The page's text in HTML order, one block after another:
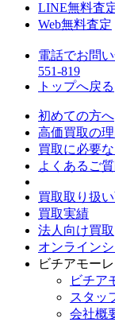
LINE無料査
Web無料査定
電話でお問
551-819
トップへ戻る
初めての方へ
高価買取の
買取に必要
よくあるご
買取取り扱
買取実績
法人向け買取
オンライン
ビチアモー
ビチア
スタッ
会社概